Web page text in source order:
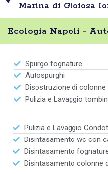
Marina di Gioiosa
Ecologia Napoli -
Spurgo fognature
Autospurghi
Disostruzione di colonne
Pulizia e Lavaggio tombini
Pulizia e Lavaggio
Disintasamento wc con
Disintasamento
Disintasamento colonne